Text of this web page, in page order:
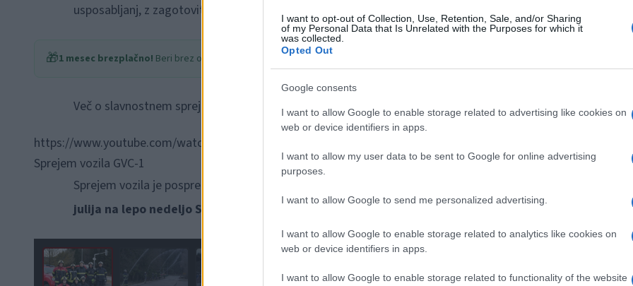
I want to opt-out of Collection, Use, Retention, Sale, and/or Sharing
of my Personal Data that Is Unrelated with the Purposes for which it
was collected.
Opted Out
Google consents
I want to allow Google to enable storage related to advertising like cookies on
web or device identifiers in apps.
I want to allow my user data to be sent to Google for online advertising
purposes.
I want to allow Google to send me personalized advertising.
I want to allow Google to enable storage related to analytics like cookies on
web or device identifiers in apps.
I want to allow Google to enable storage related to functionality of the website
usposabljanj, z zagotovitvijo, da bo vedno pripravljen na akcijo, ko bo sprožen klic
🎁1 mesec brezplačno! Beri brez oglasov
Več o slavnostnem sprejemu si oglejte v videu.
https://www.youtube.com/watch?v=WMhXRKxV32s
Sprejem vozila GVC-1
Sprejem vozila je pospremil ansambel z glasbeno spremljavo ob pijači in jedači, uradni prevzem vozila pa
julija na lepo nedeljo Sv. Urha v Dovžah.